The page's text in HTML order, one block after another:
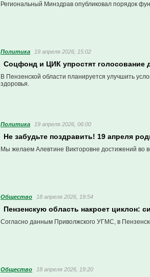
Региональный Минздрав опубликовал порядок
Политика 19 апреля 2026, 15:02
Соцфонд и ЦИК упростят голосование
В Пензенской области планируется улучшить
здоровья.
Политика 19 апреля 2026, 06:00
Не забудьте поздравить! 19 апреля
Мы желаем Алевтине Викторовне достижений во
Общество 18 апреля 2026, 19:54
Пензенскую область накроет циклон:
Согласно данным Приволжского УГМС, в
Общество 18 апреля 2026, 19:20